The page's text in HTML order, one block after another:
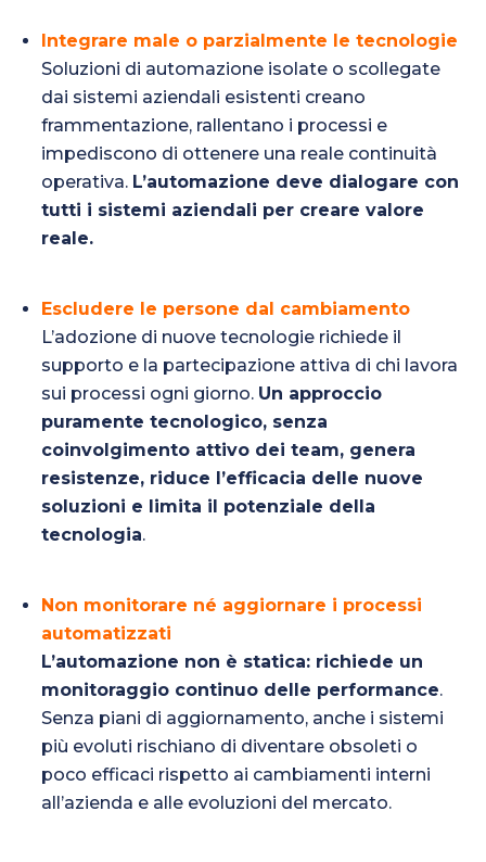
Integrare male o parzialmente le tecnologie
Soluzioni di automazione isolate o scollegate
dai sistemi aziendali esistenti creano
frammentazione, rallentano i processi e
impediscono di ottenere una reale continuità
operativa. L’automazione deve dialogare con
tutti i sistemi aziendali per creare valore
reale.
Escludere le persone dal cambiamento
L’adozione di nuove tecnologie richiede il
supporto e la partecipazione attiva di chi lavora
sui processi ogni giorno. Un approccio
puramente tecnologico, senza
coinvolgimento attivo dei team, genera
resistenze, riduce l’efficacia delle nuove
soluzioni e limita il potenziale della
tecnologia.
Non monitorare né aggiornare i processi
automatizzati
L’automazione non è statica: richiede un
monitoraggio continuo delle performance.
Senza piani di aggiornamento, anche i sistemi
più evoluti rischiano di diventare obsoleti o
poco efficaci rispetto ai cambiamenti interni
all’azienda e alle evoluzioni del mercato.